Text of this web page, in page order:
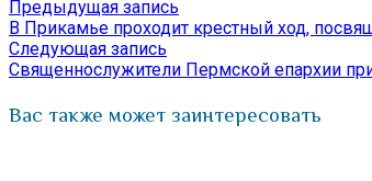
Отправить
Навигация
по
записям
Предыдущая запись
запись:
В Прикамье проходит крестный ход,
Следующая запись
запись:
Священнослужители Пермской епархии
Вас также может заинтересовать